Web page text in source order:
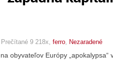
9 218x, ferro, Nezaradené
obyvateľov Európy